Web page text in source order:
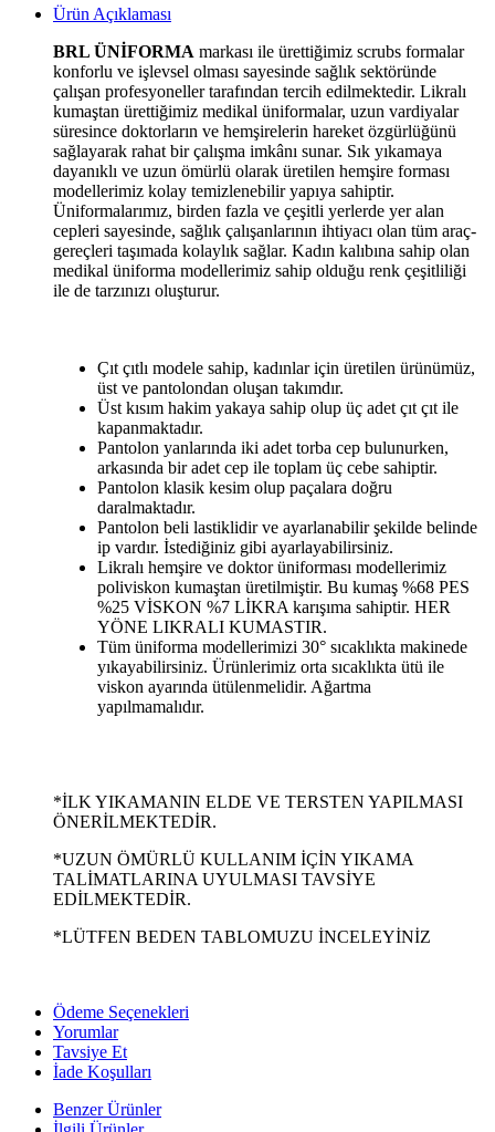
Ürün Açıklaması
BRL ÜNİFORMA markası ile ürettiğimiz scrubs formalar
konforlu ve işlevsel olması sayesinde sağlık sektöründe
çalışan profesyoneller tarafından tercih edilmektedir. Likralı
kumaştan ürettiğimiz medikal üniformalar, uzun vardiyalar
süresince doktorların ve hemşirelerin hareket özgürlüğünü
sağlayarak rahat bir çalışma imkânı sunar. Sık yıkamaya
dayanıklı ve uzun ömürlü olarak üretilen hemşire forması
modellerimiz kolay temizlenebilir yapıya sahiptir.
Üniformalarımız, birden fazla ve çeşitli yerlerde yer alan
cepleri sayesinde, sağlık çalışanlarının ihtiyacı olan tüm araç-
gereçleri taşımada kolaylık sağlar. Kadın kalıbına sahip olan
medikal üniforma modellerimiz sahip olduğu renk çeşitliliği
ile de tarzınızı oluşturur.
Çıt çıtlı modele sahip, kadınlar için üretilen ürünümüz,
üst ve pantolondan oluşan takımdır.
Üst kısım hakim yakaya sahip olup üç adet çıt çıt ile
kapanmaktadır.
Pantolon yanlarında iki adet torba cep bulunurken,
arkasında bir adet cep ile toplam üç cebe sahiptir.
Pantolon klasik kesim olup paçalara doğru
daralmaktadır.
Pantolon beli lastiklidir ve ayarlanabilir şekilde belinde
ip vardır. İstediğiniz gibi ayarlayabilirsiniz.
Likralı hemşire ve doktor üniforması modellerimiz
poliviskon kumaştan üretilmiştir. Bu kumaş %68 PES
%25 VİSKON %7 LİKRA karışıma sahiptir. HER
YÖNE LIKRALI KUMASTIR.
Tüm üniforma modellerimizi 30° sıcaklıkta makinede
yıkayabilirsiniz. Ürünlerimiz orta sıcaklıkta ütü ile
viskon ayarında ütülenmelidir. Ağartma
yapılmamalıdır.
*İLK YIKAMANIN ELDE VE TERSTEN YAPILMASI
ÖNERİLMEKTEDİR.
*UZUN ÖMÜRLÜ KULLANIM İÇİN YIKAMA
TALİMATLARINA UYULMASI TAVSİYE
EDİLMEKTEDİR.
*LÜTFEN BEDEN TABLOMUZU İNCELEYİNİZ
Ödeme Seçenekleri
Yorumlar
Tavsiye Et
İade Koşulları
Benzer Ürünler